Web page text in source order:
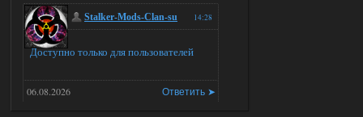
14:28
Stalker-Mods-Clan-su
Доступно только для пользователей
Ответить ➤
06.08.2026